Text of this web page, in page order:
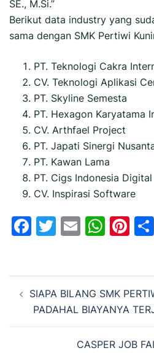
SE., M.Si.”
Berikut data industry yang
sama dengan SMK Pertiwi
PT. Teknologi Cakra
CV. Teknologi Aplikasi
PT. Skyline Semesta
PT. Hexagon Karyatama
CV. Arthfael Project
PT. Japati Sinergi
PT. Kawan Lama
PT. Cigs Indonesia Digital
CV. Inspirasi Software
Facebook
Twitter
Email
Navigasi
Tulisan
SIAPA BILANG SMK
PADAHAL BIAYANYA
CASPER JOB